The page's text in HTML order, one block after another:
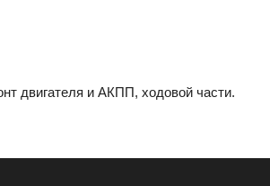
двигателя и АКПП, ходовой части.